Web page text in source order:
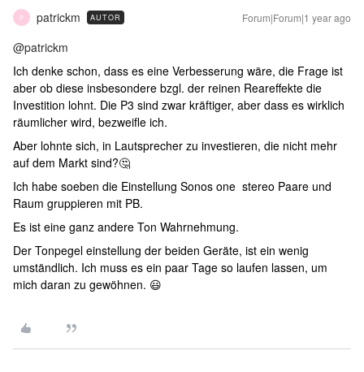
P patrickm AUTOR Forum|Forum|1 year ago
@patrickm
Ich denke schon, dass es eine Verbesserung wäre, die Frage ist
aber ob diese insbesondere bzgl. der reinen Reareffekte die
Investition lohnt. Die P3 sind zwar kräftiger, aber dass es wirklich
räumlicher wird, bezweifle ich.
Aber lohnte sich, in Lautsprecher zu investieren, die nicht mehr
auf dem Markt sind?🤔
Ich habe soeben die Einstellung Sonos one stereo Paare und
Raum gruppieren mit PB.
Es ist eine ganz andere Ton Wahrnehmung.
Der Tonpegel einstellung der beiden Geräte, ist ein wenig
umständlich. Ich muss es ein paar Tage so laufen lassen, um
mich daran zu gewöhnen. 😃